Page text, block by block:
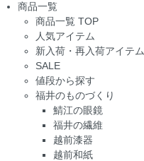
商品一覧
商品一覧 TOP
人気アイテム
新入荷・再入荷アイテム
SALE
値段から探す
福井のものづくり
鯖江の眼鏡
福井の繊維
越前漆器
越前和紙